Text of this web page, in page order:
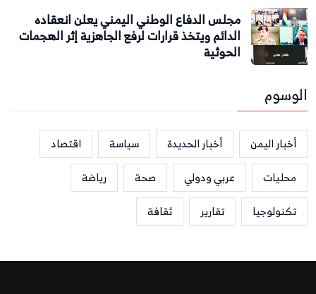
مجلس الدفاع الوطني اليمني يعلن انعقاده
الدائم ويتخذ قرارات لرفع الجاهزية إثر الهجمات
الحوثية
الوسوم
أخبار اليمن أخبار الحديدة سياسة
اقتصاد
محليات
عربي ودولي صحة
رياضة
تكنولوجيا
تقارير ثقافة